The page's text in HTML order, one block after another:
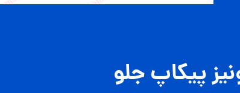
پیکاپ جلو